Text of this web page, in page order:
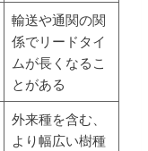
輸送や通関の関
係でリードタイ
ムが長くなるこ
とがある
外来種を含む、
より幅広い樹種